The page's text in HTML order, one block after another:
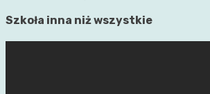
Szkoła inna niż wszystkie